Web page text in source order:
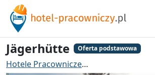
Jägerhütte Oferta podstawowa
Hotele Pracownicze